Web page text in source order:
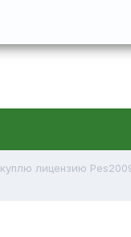
куплю лицензию